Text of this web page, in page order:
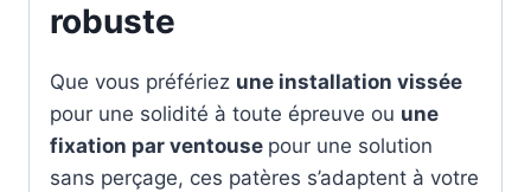
robuste
Que vous préfériez une installation vissée
pour une solidité à toute épreuve ou une
fixation par ventouse pour une solution
sans perçage, ces patères s’adaptent à votre